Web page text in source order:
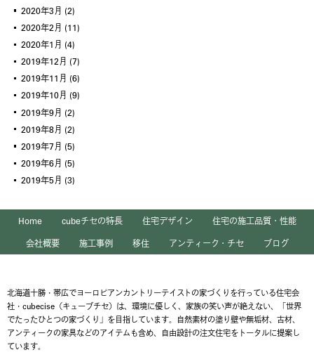
2020年3月 (2)
2020年2月 (11)
2020年1月 (4)
2019年12月 (7)
2019年11月 (6)
2019年10月 (9)
2019年9月 (2)
2019年8月 (2)
2019年7月 (5)
2019年6月 (5)
2019年5月 (3)
Home cubeチセの特長 住宅デザイン
住宅の施工品質・性能
会社概要
施工事例 移住 アンティーク・チセ ブログ
北海道十勝・帯広でヨーロピアンカントリーテイストの家づくりを行っている住宅会
社・cubecise（キューブチセ）は、環境に優しく、家族の笑い声が絶えない、「世界
でたったひとつの家づくり」を目指しています。自然素材の塗り壁や無垢材、古材、
アンティークの家具などのアイテムも含め、自由設計の注文住宅をトータルに提案し
ています。